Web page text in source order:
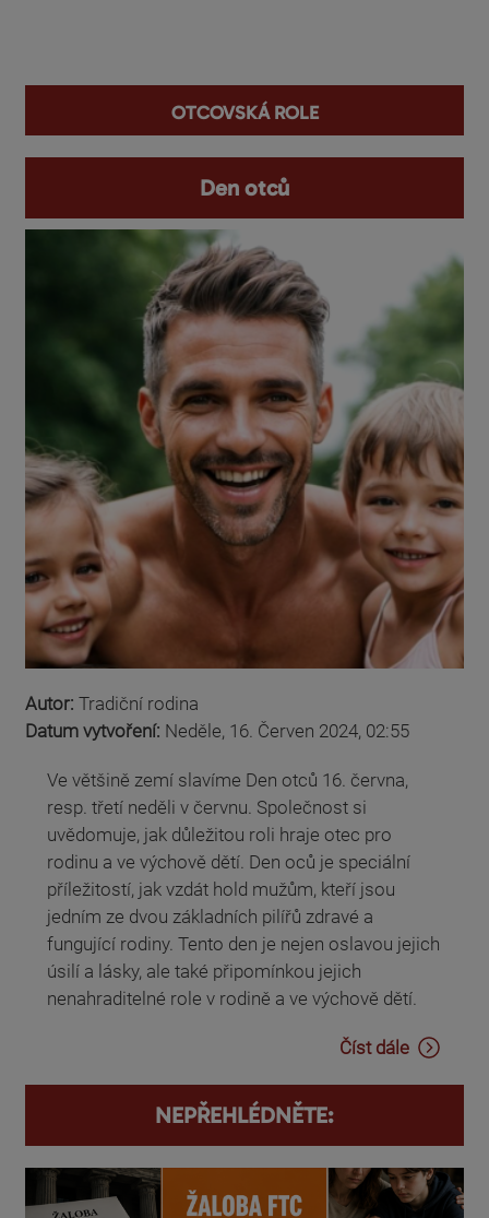
otcovská role
Den otců
Autor: Tradiční rodina
Datum vytvoření: Neděle, 16. Červen 2024, 02:55
Ve většině zemí slavíme Den otců 16. června,
resp. třetí neděli v červnu. Společnost si
uvědomuje, jak důležitou roli hraje otec pro
rodinu a ve výchově dětí. Den oců je speciální
příležitostí, jak vzdát hold mužům, kteří jsou
jedním ze dvou základních pilířů zdravé a
fungující rodiny. Tento den je nejen oslavou jejich
úsilí a lásky, ale také připomínkou jejich
nenahraditelné role v rodině a ve výchově dětí.
Číst dále
NEPŘEHLÉDNĚTE: